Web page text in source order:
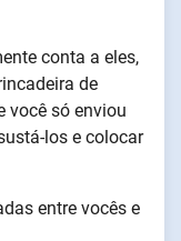
conta a eles,
de
você só enviou
los e colocar
entre vocês e